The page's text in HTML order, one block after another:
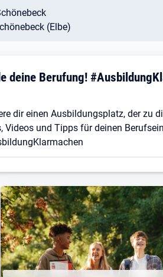
(Elbe)
deine Berufung!
dir einen Ausbildungsplatz, der zu
Videos und Tipps für deinen